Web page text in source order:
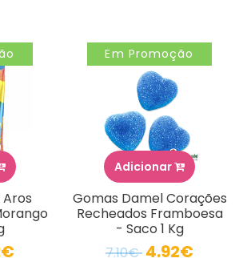
Em Promoção
Adicionar
Gomas Damel Corações
Recheados Framboesa
- Saco 1 Kg
7.10€ 4.92€